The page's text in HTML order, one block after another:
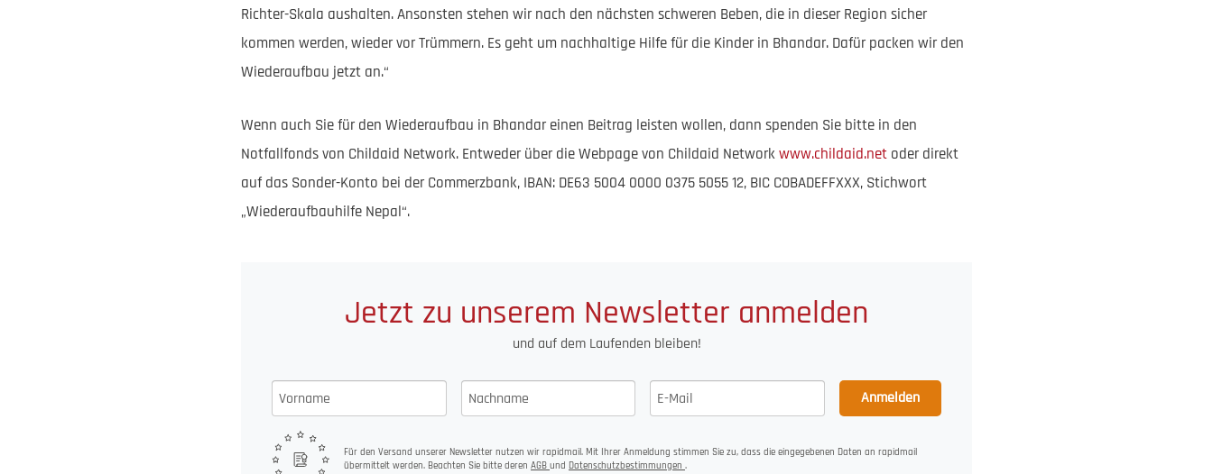
Richter-Skala aushalten. Ansonsten stehen wir nach den nächsten schweren Beben, die in dieser Region sicher
kommen werden, wieder vor Trümmern. Es geht um nachhaltige Hilfe für die Kinder in Bhandar. Dafür packen wir den
Wiederaufbau jetzt an.“
Wenn auch Sie für den Wiederaufbau in Bhandar einen Beitrag leisten wollen, dann spenden Sie bitte in den
Notfallfonds von Childaid Network. Entweder über die Webpage von Childaid Networkwww.childaid.net oder direkt
auf das Sonder-Konto bei der Commerzbank, IBAN: DE63 5004 0000 0375 5055 12, BIC COBADEFFXXX, Stichwort
„Wiederaufbauhilfe Nepal“.
Jetzt zu unserem Newsletter anmelden
und auf dem Laufenden bleiben!
Anmelden
Für den Versand unserer Newsletter nutzen wir rapidmail. Mit Ihrer Anmeldung stimmen Sie zu, dass die eingegebenen Daten an rapidmail
übermittelt werden. Beachten Sie bitte deren AGB und Datenschutzbestimmungen .